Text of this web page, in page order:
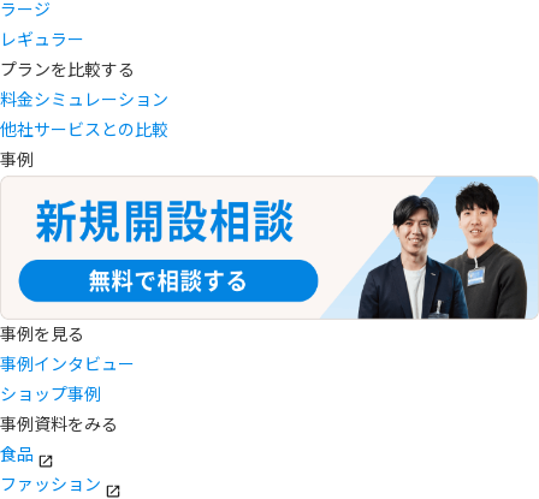
ラージ
レギュラー
プランを比較する
料金シミュレーション
他社サービスとの比較
事例
事例を見る
事例インタビュー
ショップ事例
事例資料をみる
食品
ファッション